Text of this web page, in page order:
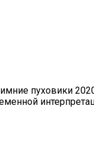
пуховики